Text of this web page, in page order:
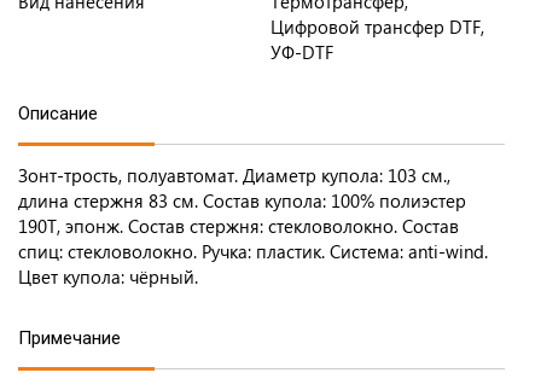
Цифровой трансфер DTF,
УФ-DTF
Описание
Зонт-трость, полуавтомат. Диаметр купола: 103 см.,
длина стержня 83 см. Состав купола: 100% полиэстер
190T, эпонж. Состав стержня: стекловолокно. Состав
спиц: стекловолокно. Ручка: пластик. Система: anti-wind.
Цвет купола: чёрный.
Примечание